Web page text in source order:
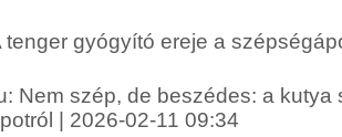
tenger gyógyító ereje a
Nem szép, de beszédes: a kutya
| 2026-02-11 09:34